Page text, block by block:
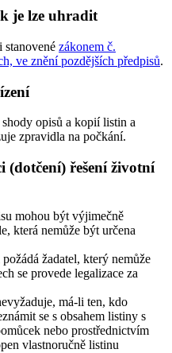
je lze uhradit
zákonem č.
ve znění pozdějších předpisů.
opisů a kopií listin a
zpravidla na počkání.
(dotčení) řešení životní
mohou být výjimečně
která nemůže být určena
žadatel, který nemůže
se provede legalizace za
má-li ten, kdo
se s obsahem listiny s
nebo prostřednictvím
vlastnoručně listinu